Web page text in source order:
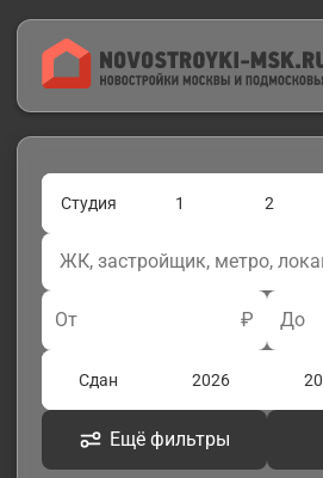
Студия 1 2
От ₽ До
Сдан 2026
Ещё фильтры